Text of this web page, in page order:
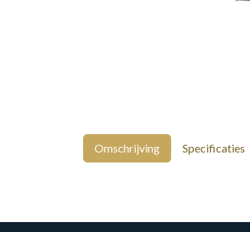
Omschrijving Specificaties